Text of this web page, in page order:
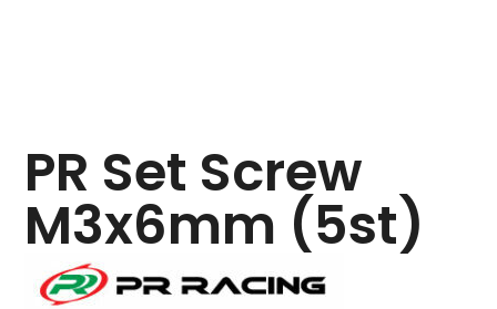
PR Set Screw
M3x6mm (5st)